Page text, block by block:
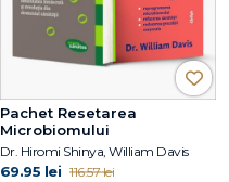
Pachet Resetarea
Microbiomului
Dr. Hiromi Shinya, William Davis
69.95 lei 116.57 lei